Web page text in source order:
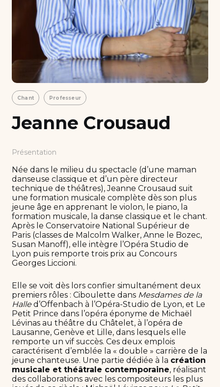
Chant Professeur
Jeanne Crousaud
Présentation
Née dans le milieu du spectacle (d’une maman
danseuse classique et d’un père directeur
technique de théâtres), Jeanne Crousaud suit
une formation musicale complète dès son plus
jeune âge en apprenant le violon, le piano, la
formation musicale, la danse classique et le chant.
Après le Conservatoire National Supérieur de
Paris (classes de Malcolm Walker, Anne le Bozec,
Susan Manoff), elle intègre l’Opéra Studio de
Lyon puis remporte trois prix au Concours
Georges Liccioni.
Elle se voit dès lors confier simultanément deux
premiers rôles : Ciboulette dans Mesdames de la
Halled’Offenbach à l’Opéra-Studio de Lyon, et Le
Petit Prince dans l’opéra éponyme de Michaël
Lévinas au théâtre du Châtelet, à l’opéra de
Lausanne, Genève et Lille, dans lesquels elle
remporte un vif succès. Ces deux emplois
caractérisent d’emblée la « double » carrière de la
jeune chanteuse. Une partie dédiée à la création
musicale et théâtrale contemporaine, réalisant
des collaborations avec les compositeurs les plus